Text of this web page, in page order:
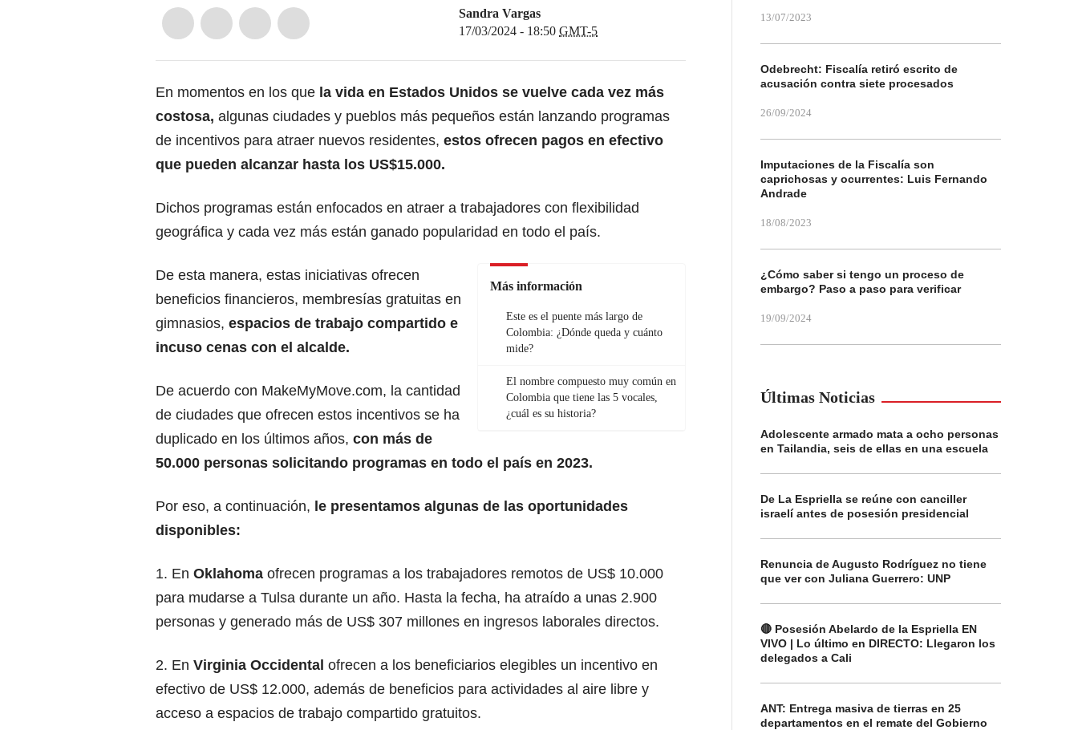
Sandra Vargas
17/03/2024 - 18:50 GMT-5
En momentos en los que la vida en Estados Unidos se vuelve cada vez más
costosa, algunas ciudades y pueblos más pequeños están lanzando programas
de incentivos para atraer nuevos residentes, estos ofrecen pagos en efectivo
que pueden alcanzar hasta los US$15.000.
Dichos programas están enfocados en atraer a trabajadores con flexibilidad
geográfica y cada vez más están ganado popularidad en todo el país.
Más información
Este es el puente más largo de
Colombia: ¿Dónde queda y cuánto
mide?
El nombre compuesto muy común en
Colombia que tiene las 5 vocales,
¿cuál es su historia?
De esta manera, estas iniciativas ofrecen
beneficios financieros, membresías gratuitas en
gimnasios, espacios de trabajo compartido e
incuso cenas con el alcalde.
De acuerdo con MakeMyMove.com, la cantidad
de ciudades que ofrecen estos incentivos se ha
duplicado en los últimos años, con más de
50.000 personas solicitando programas en todo el país en 2023.
Por eso, a continuación, le presentamos algunas de las oportunidades
disponibles:
1. En Oklahoma ofrecen programas a los trabajadores remotos de US$ 10.000
para mudarse a Tulsa durante un año. Hasta la fecha, ha atraído a unas 2.900
personas y generado más de US$ 307 millones en ingresos laborales directos.
2. En Virginia Occidental ofrecen a los beneficiarios elegibles un incentivo en
efectivo de US$ 12.000, además de beneficios para actividades al aire libre y
acceso a espacios de trabajo compartido gratuitos.
13/07/2023
Odebrecht: Fiscalía retiró escrito de
acusación contra siete procesados
26/09/2024
Imputaciones de la Fiscalía son
caprichosas y ocurrentes: Luis Fernando
Andrade
18/08/2023
¿Cómo saber si tengo un proceso de
embargo? Paso a paso para verificar
19/09/2024
Últimas Noticias
Adolescente armado mata a ocho personas
en Tailandia, seis de ellas en una escuela
De La Espriella se reúne con canciller
israelí antes de posesión presidencial
Renuncia de Augusto Rodríguez no tiene
que ver con Juliana Guerrero: UNP
🔴 Posesión Abelardo de la Espriella EN
VIVO | Lo último en DIRECTO: Llegaron los
delegados a Cali
ANT: Entrega masiva de tierras en 25
departamentos en el remate del Gobierno